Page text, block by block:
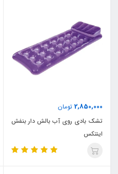
2,850,000 تومان
تشک بادی روی آب بالش دار بنفش
اینتکس